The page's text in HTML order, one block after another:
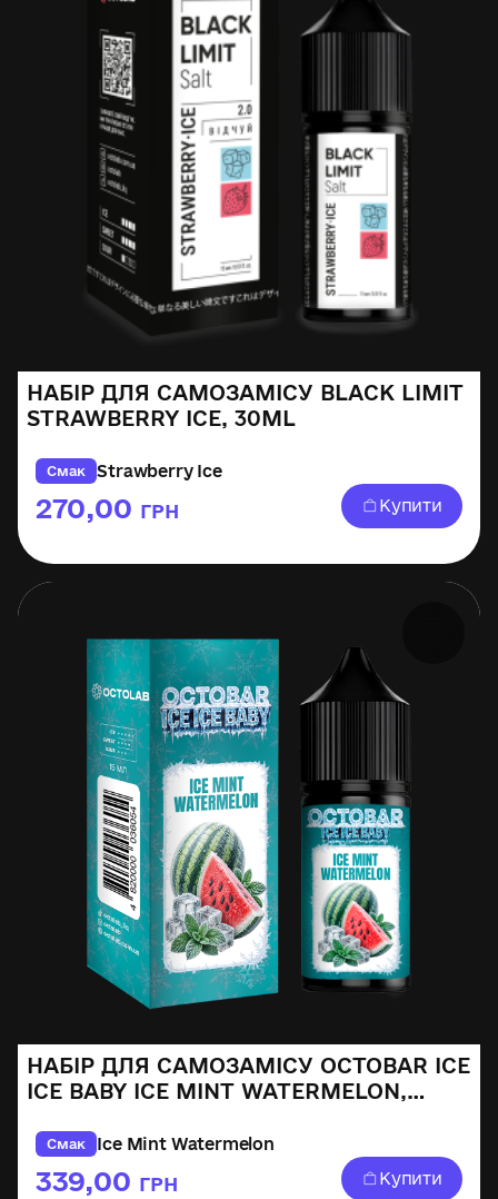
НАБІР ДЛЯ САМОЗАМІСУ BLACK LIMIT
STRAWBERRY ICE, 30ML
Смак Strawberry Ice
270,00 ГРН Купити
НАБІР ДЛЯ САМОЗАМІСУ OCTOBAR ICE
ICE BABY ICE MINT WATERMELON,
Смак Ice Mint Watermelon
339,00 ГРН Купити